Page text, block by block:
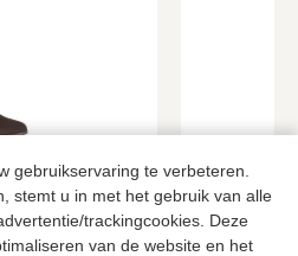
gebruikservaring te verbeteren.
stemt u in met het gebruik van alle
trackingcookies. Deze
van de website en het
Sendra
Cognac
279,95